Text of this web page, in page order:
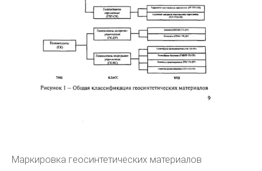
Маркировка геосинтетических материалов